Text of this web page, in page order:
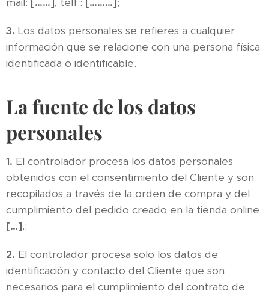
3. Los datos personales se refieres a cualquier
información que se relacione con una persona física
identificada o identificable.
La fuente de los datos
personales
1. El controlador procesa los datos personales
obtenidos con el consentimiento del Cliente y son
recopilados a través de la orden de compra y del
cumplimiento del pedido creado en la tienda online.
[…].;
2. El controlador procesa solo los datos de
identificación y contacto del Cliente que son
necesarios para el cumplimiento del contrato de